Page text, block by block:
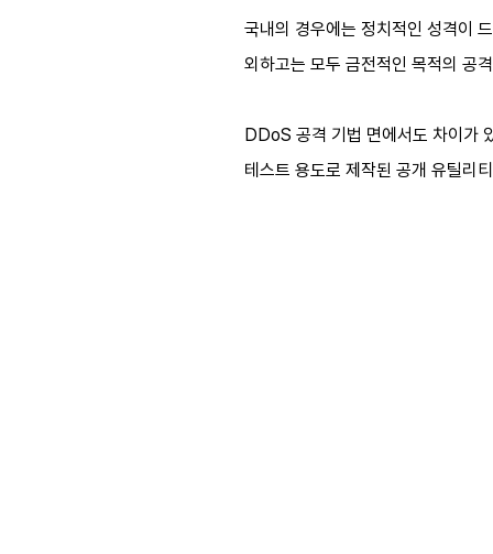
국내의 경우에는 정치적인 성격이
외하고는 모두 금전적인 목적의 공
DDoS 공격 기법 면에서도 차이가
테스트 용도로 제작된 공개 유틸리